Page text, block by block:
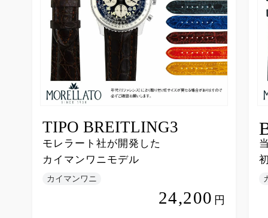
TIPO BREITLING3
モレラート社が開発した
カイマンワニモデル
カイマンワニ
24,200 円